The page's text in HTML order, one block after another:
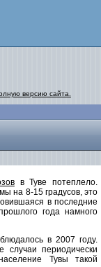
версию сайта.
в Туве потеплело.
на 8-15 градусов, это
в последние
года намного
в 2007 году.
случаи периодически
Тувы такой